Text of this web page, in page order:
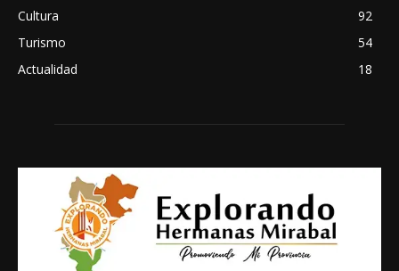
Cultura
92
Turismo
54
Actualidad
18